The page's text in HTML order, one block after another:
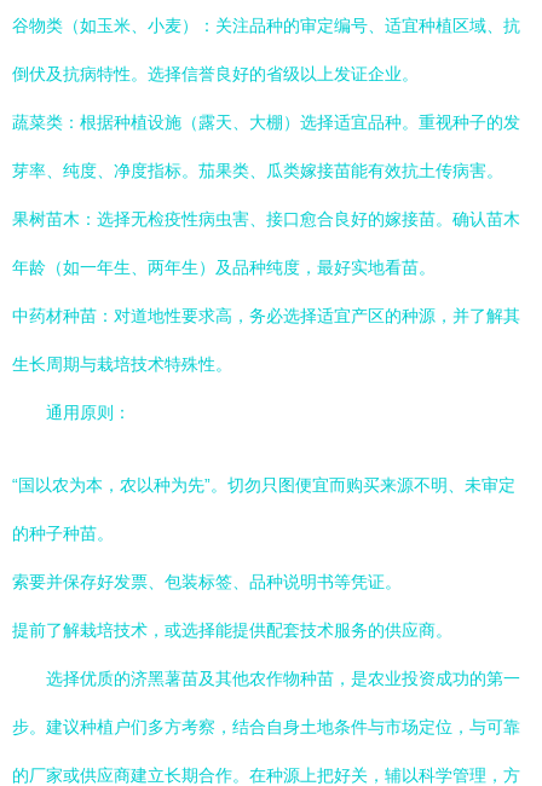
谷物类（如玉米、小麦）：关注品种的审定编号、适宜种植区域、抗
倒伏及抗病特性。选择信誉良好的省级以上发证企业。
蔬菜类：根据种植设施（露天、大棚）选择适宜品种。重视种子的发
芽率、纯度、净度指标。茄果类、瓜类嫁接苗能有效抗土传病害。
果树苗木：选择无检疫性病虫害、接口愈合良好的嫁接苗。确认苗木
年龄（如一年生、两年生）及品种纯度，最好实地看苗。
中药材种苗：对道地性要求高，务必选择适宜产区的种源，并了解其
生长周期与栽培技术特殊性。
通用原则：
“国以农为本，农以种为先”。切勿只图便宜而购买来源不明、未审定
的种子种苗。
索要并保存好发票、包装标签、品种说明书等凭证。
提前了解栽培技术，或选择能提供配套技术服务的供应商。
选择优质的济黑薯苗及其他农作物种苗，是农业投资成功的第一
步。建议种植户们多方考察，结合自身土地条件与市场定位，与可靠
的厂家或供应商建立长期合作。在种源上把好关，辅以科学管理，方